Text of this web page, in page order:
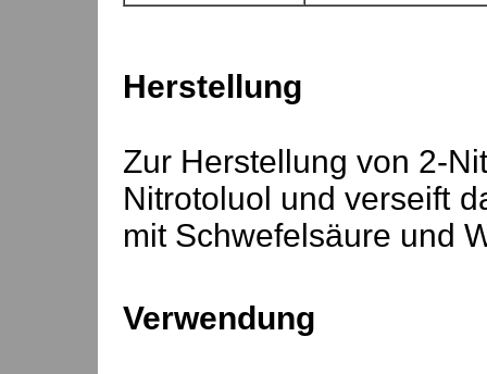
Herstellung
Zur Herstellung von 2-
Nitrotoluol und verseift
mit Schwefelsäure und
Verwendung